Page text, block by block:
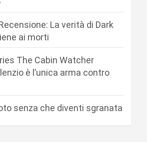
La verità di Dark
ai morti
The Cabin Watcher
è l’unica arma contro
senza che diventi sgranata